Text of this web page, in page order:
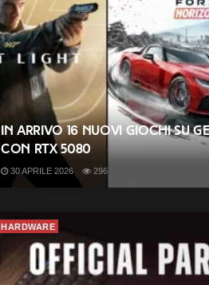
In arrivo 16 nuovi giochi su
con RTX 5080
30 APRILE 2026 296
HARDWARE